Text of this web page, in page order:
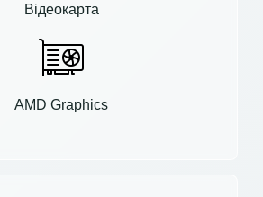
Відеокарта
AMD Graphics